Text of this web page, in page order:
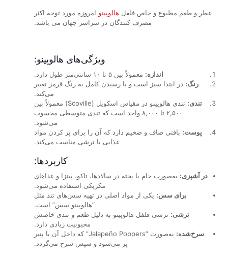
عطر و طعم مطبوع و خاص فلفل هالوپینو امروزه مورد توجه اکثر
مصرف کنندگان در سراسر جهان می باشد.
ویژگی‌های هالوپینو:
اندازه: معمولاً بین ۵ تا ۱۰ سانتی‌متر طول دارد.
رنگ: در ابتدا سبز است و با رسیدن کامل به رنگ قرمز تغییر
می‌کند.
تندی:
تندی هالوپینو در مقیاس اسکویل (Scoville) معمولاً بین
۲,۵۰۰ تا ۸,۰۰۰ واحد است که تندی متوسطی محسوب
می‌شود.
پوست: بافتی صاف و ضخیم دارد که آن را برای پر کردن مواد
غذایی یا ترشی مناسب می‌کند.
کاربردها:
در آشپزی: به‌صورت خام یا پخته در سالادها، تاکو، پیتزا و غذاهای
مکزیکی استفاده می‌شود.
برای سس: یکی از مواد اصلی در تهیه سس‌های تند مثل
“هالوپینو سس” است.
ترشی: ترشی فلفل هالوپینو به دلیل طعم و تندی خاصش
محبوبیت زیادی دارد.
سرخ‌شده:
به‌صورت “Jalapeño Poppers” که داخل آن با پنیر
پر می‌شود و سپس سرخ می‌گردد.